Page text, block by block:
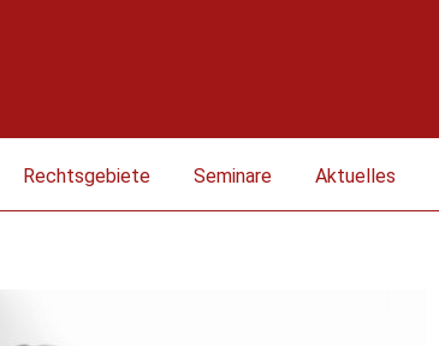
Rechtsgebiete Seminare Aktuelles